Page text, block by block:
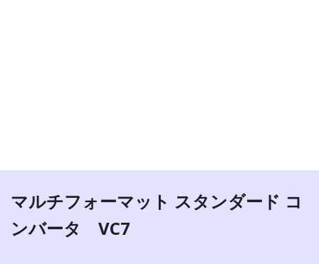
マルチフォーマット スタンダード コ
ンバータ VC7